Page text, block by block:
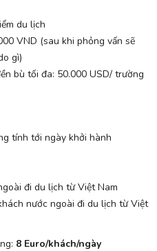
du lịch
VND (sau khi phỏng vấn sẽ
gì)
bù tối đa: 50.000 USD/ trường
tính tới ngày khởi hành
đi du lịch từ Việt Nam
nước ngoài đi du lịch từ Việt
8 Euro/khách/ngày